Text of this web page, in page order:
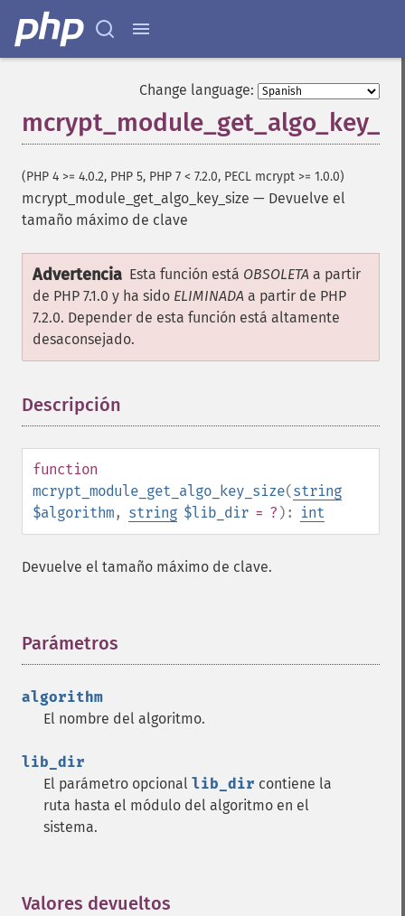
Change language:
(PHP 4 >= 4.0.2, PHP 5, PHP 7 < 7.2.0, PECL mcrypt >= 1.0.0)
mcrypt_module_get_algo_key_size — Devuelve el
tamaño máximo de clave
Advertencia Esta función está OBSOLETA a partir
de PHP 7.1.0 y ha sido ELIMINADA a partir de PHP
7.2.0. Depender de esta función está altamente
desaconsejado.
Descripción
function
mcrypt_module_get_algo_key_size(string
$algorithm, string $lib_dir = ? ): int
Devuelve el tamaño máximo de clave.
Parámetros
algorithm
El nombre del algoritmo.
lib_dir
El parámetro opcional lib_dir contiene la
ruta hasta el módulo del algoritmo en el
sistema.
Valores devueltos